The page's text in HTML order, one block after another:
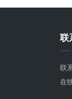
联
联
在